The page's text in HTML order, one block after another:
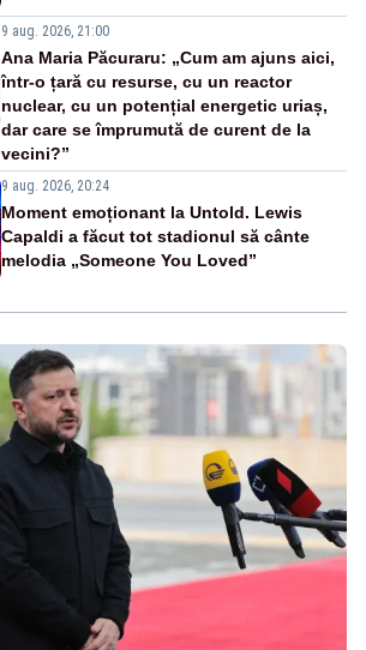
9 aug. 2026, 21:00
Ana Maria Păcuraru: „Cum am ajuns aici,
într-o țară cu resurse, cu un reactor
nuclear, cu un potențial energetic uriaș,
dar care se împrumută de curent de la
vecini?”
9 aug. 2026, 20:24
Moment emoționant la Untold. Lewis
Capaldi a făcut tot stadionul să cânte
melodia „Someone You Loved”